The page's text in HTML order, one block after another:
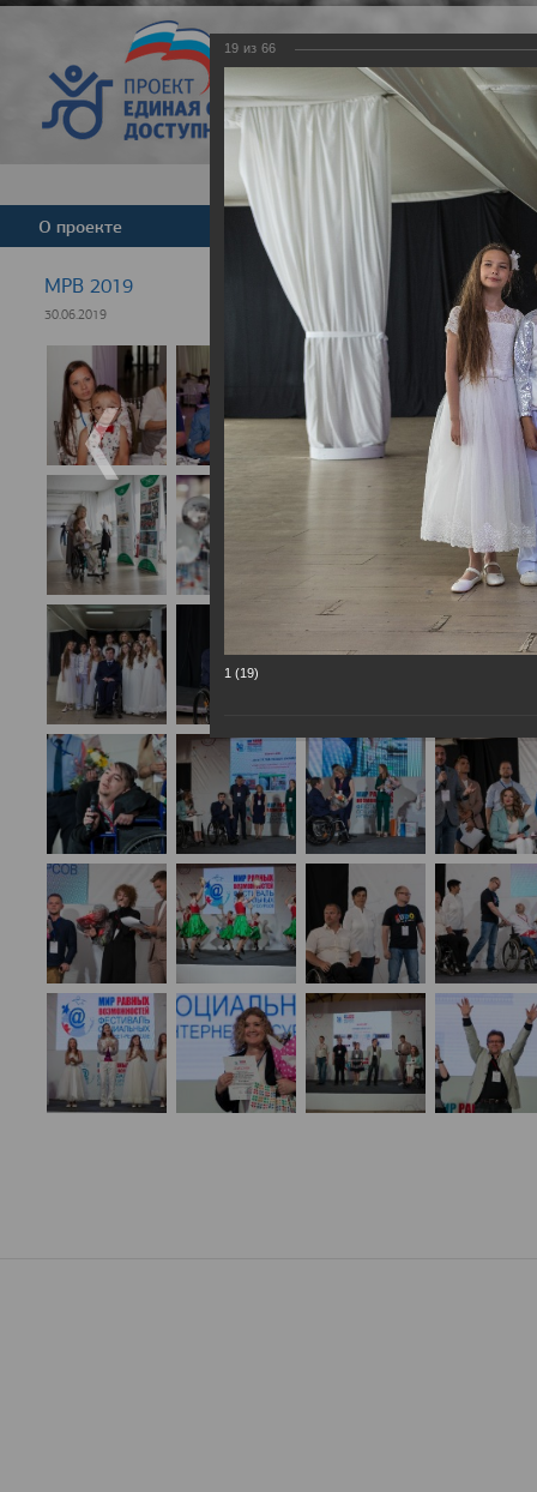
Версия для
О проекте Команда Новости
МРВ 2019
30.06.2019
19 из 66
1 (19)